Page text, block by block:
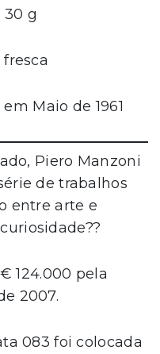
30 g
Maio de 1961
Piero Manzoni
de trabalhos
entre arte e
124.000 pela
2007.
083 foi colocada